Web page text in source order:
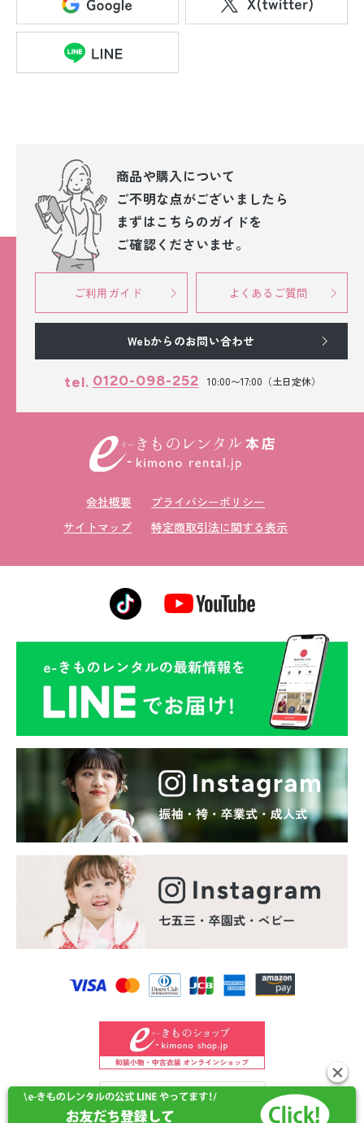
商品や購入について
ご不明な点がございましたら
まずはこちらのガイドを
ご確認くださいませ。
ご利用ガイド よくあるご質問
Webからのお問い合わせ
tel. 0120-098-252 10:00〜17:00（土日定休）
会社概要
プライバシーポリシー
サイトマップ
特定商取引法に関する表示